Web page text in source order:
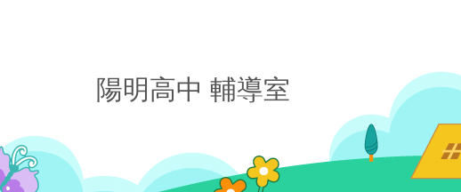
陽明高中 輔導室